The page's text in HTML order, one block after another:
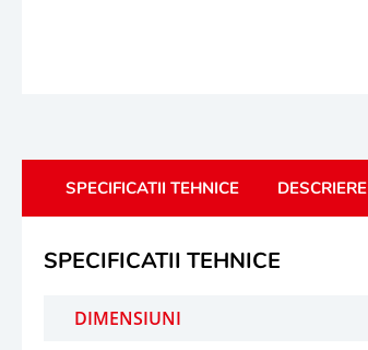
SPECIFICATII TEHNICE DESCRIERE
SPECIFICATII TEHNICE
DIMENSIUNI